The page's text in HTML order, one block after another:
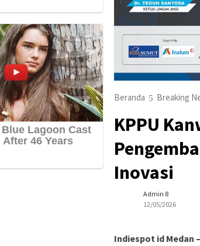
Beranda Breaking
KPPU
Inovasi
Admin 8
12/05/2026
Indiespot id Medan –